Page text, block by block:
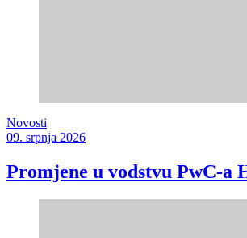
Novosti
09. srpnja 2026
Promjene u vodstvu PwC-a